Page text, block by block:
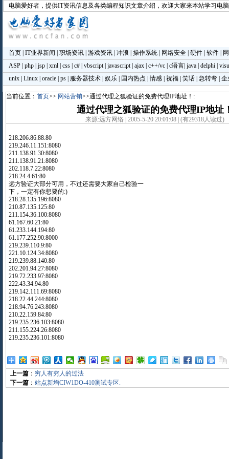
电脑爱好者 ，提供IT资讯信息及各类编程知识文章介绍，欢迎大家来本站学习电
首页| IT业界新闻 职场资讯| 游戏资讯| 冲浪 操作系统| 网络安全| 硬件| 软件|
ASP| php| jsp| xml| css| c#| vbscript| javascript| ajax| c++/vc| c语言| java| delphi|
unix| Linux| oracle| ps| 服务器技术| 娱乐| 国内热点 |情感| 祝福| 笑话| 急转弯| 企
当前位置： 首页>> 网站营销>>通过代理之狐验证的免费代理IP地址！:
通过代理之狐验证的免费代理IP地址
来源:远方网络 | 2005-5-20 20:01:08 | (有29318人读过)
218.206.86.88:80
219.246.11.151:8080
211.138.91.30:8080
211.138.91.21:8080
202.118.7.22:8080
218.24.4.61:80
远方验证大部分可用，不过还需要大家自己检验一
下，一定有你想要的:)
218.28.135.196:8080
210.87.135.125:80
211.154.36.100:8080
61.167.60.21:80
61.233.144.194:80
61.177.252.90:8000
219.239.110.9:80
221.10.124.34:8080
219.239.88.140:80
202.201.94.27:8080
219.72.233.97:8080
222.43.34.94:80
219.142.111.69:8080
218.22.44.244:8080
218.94.76.243:8080
210.22.159.84:80
219.235.236.103:8080
211.155.224.26:8080
219.235.236.101:8080
上一篇 ： 穷人有穷人的过法
下一篇 ： 站点新增CIW1DO-410测试专区.